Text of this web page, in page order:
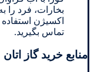
بخارات، فرد را
اکسیژن
تماس بگیرید.
منابع خرید گاز اتان